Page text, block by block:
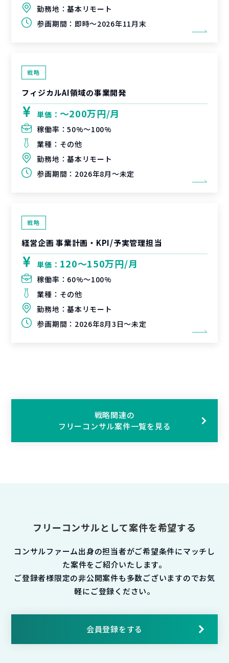
勤務地：基本リモート
参画期間： 即時～2026年11月末
戦略
フィジカルAI領域の事業開発
単価： 〜200万円/月
稼働率：50%〜100%
業種： その他
勤務地：基本リモート
参画期間： 2026年8月～未定
戦略
経営企画 事業計画・KPI/予実管理担当
単価： 120〜150万円/月
稼働率： 60%〜100%
業種： その他
勤務地：基本リモート
参画期間： 2026年8月3日～未定
戦略関連の
フリーコンサル案件一覧を見る
フリーコンサルとして案件を希望する
コンサルファーム出身の担当者がご希望条件にマッチし
た案件をご紹介いたします。
ご登録者様限定の非公開案件も多数ございますのでお気
軽にご登録ください。
会員登録をする